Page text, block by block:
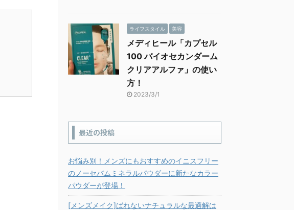
ライフスタイル 美容
メディヒール「カプセル
100 バイオセカンダーム
クリアアルファ」の使い
方！
2023/3/1
最近の投稿
お悩み別！メンズにもおすすめのイニスフリー
のノーセバムミネラルパウダーに新たなカラー
パウダーが登場！
[メンズメイク]ばれないナチュラルな最適解は